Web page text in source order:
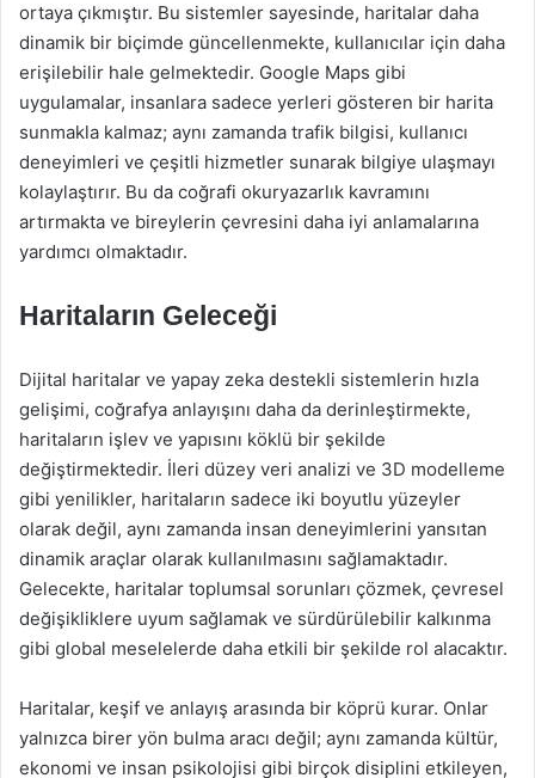
ortaya çıkmıştır. Bu sistemler sayesinde, haritalar daha
dinamik bir biçimde güncellenmekte, kullanıcılar için daha
erişilebilir hale gelmektedir. Google Maps gibi
uygulamalar, insanlara sadece yerleri gösteren bir harita
sunmakla kalmaz; aynı zamanda trafik bilgisi, kullanıcı
deneyimleri ve çeşitli hizmetler sunarak bilgiye ulaşmayı
kolaylaştırır. Bu da coğrafi okuryazarlık kavramını
artırmakta ve bireylerin çevresini daha iyi anlamalarına
yardımcı olmaktadır.
Haritaların Geleceği
Dijital haritalar ve yapay zeka destekli sistemlerin hızla
gelişimi, coğrafya anlayışını daha da derinleştirmekte,
haritaların işlev ve yapısını köklü bir şekilde
değiştirmektedir. İleri düzey veri analizi ve 3D modelleme
gibi yenilikler, haritaların sadece iki boyutlu yüzeyler
olarak değil, aynı zamanda insan deneyimlerini yansıtan
dinamik araçlar olarak kullanılmasını sağlamaktadır.
Gelecekte, haritalar toplumsal sorunları çözmek, çevresel
değişikliklere uyum sağlamak ve sürdürülebilir kalkınma
gibi global meselelerde daha etkili bir şekilde rol alacaktır.
Haritalar, keşif ve anlayış arasında bir köprü kurar. Onlar
yalnızca birer yön bulma aracı değil; aynı zamanda kültür,
ekonomi ve insan psikolojisi gibi birçok disiplini etkileyen,